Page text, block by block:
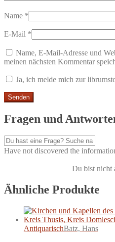
Name *
E-Mail *
Name, E-Mail-Adresse und
meinen nächsten Kommentar
Ja, ich melde mich zur
Fragen und
Have not discovered the
Du bist nicht
Ähnliche Produkte
AntiquarischBatz, Hans